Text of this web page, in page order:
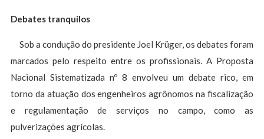
Debates tranquilos
Sob a condução do presidente Joel Krüger, os debates foram
marcados pelo respeito entre os profissionais. A Proposta
Nacional Sistematizada nº 8 envolveu um debate rico, em
torno da atuação dos engenheiros agrônomos na fiscalização
e regulamentação de serviços no campo, como as
pulverizações agrícolas.